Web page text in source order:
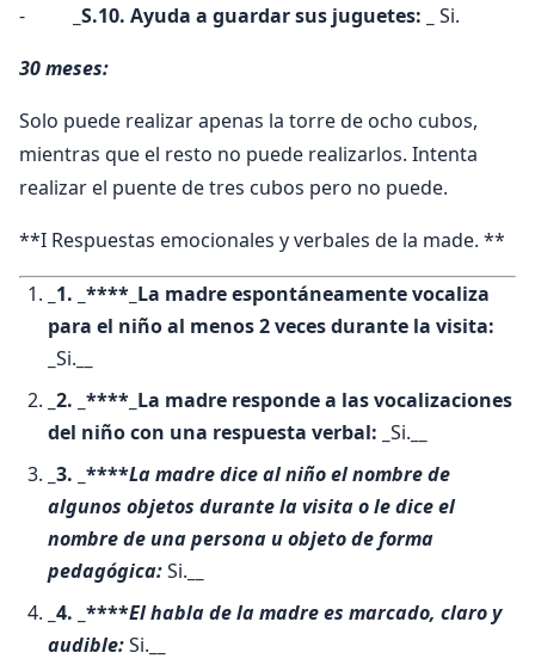
-
_S.10. Ayuda a guardar sus juguetes: _
Si.
30 meses:
Solo puede realizar apenas la torre de ocho cubos,
mientras que el resto no puede realizarlos. Intenta
realizar el puente de tres cubos pero no puede.
**I Respuestas emocionales y verbales de la made. **
_1. _****_La madre espontáneamente vocaliza
para el niño al menos 2 veces durante la visita:
Si.
_2. _****_La madre responde a las vocalizaciones
del niño con una respuesta verbal: _ Si.
_3. _****La madre dice al niño el nombre de
algunos objetos durante la visita o le dice el
nombre de una persona u objeto de forma
pedagógica:Si.
_4. _****El habla de la madre es marcado, claro y
audible:Si.